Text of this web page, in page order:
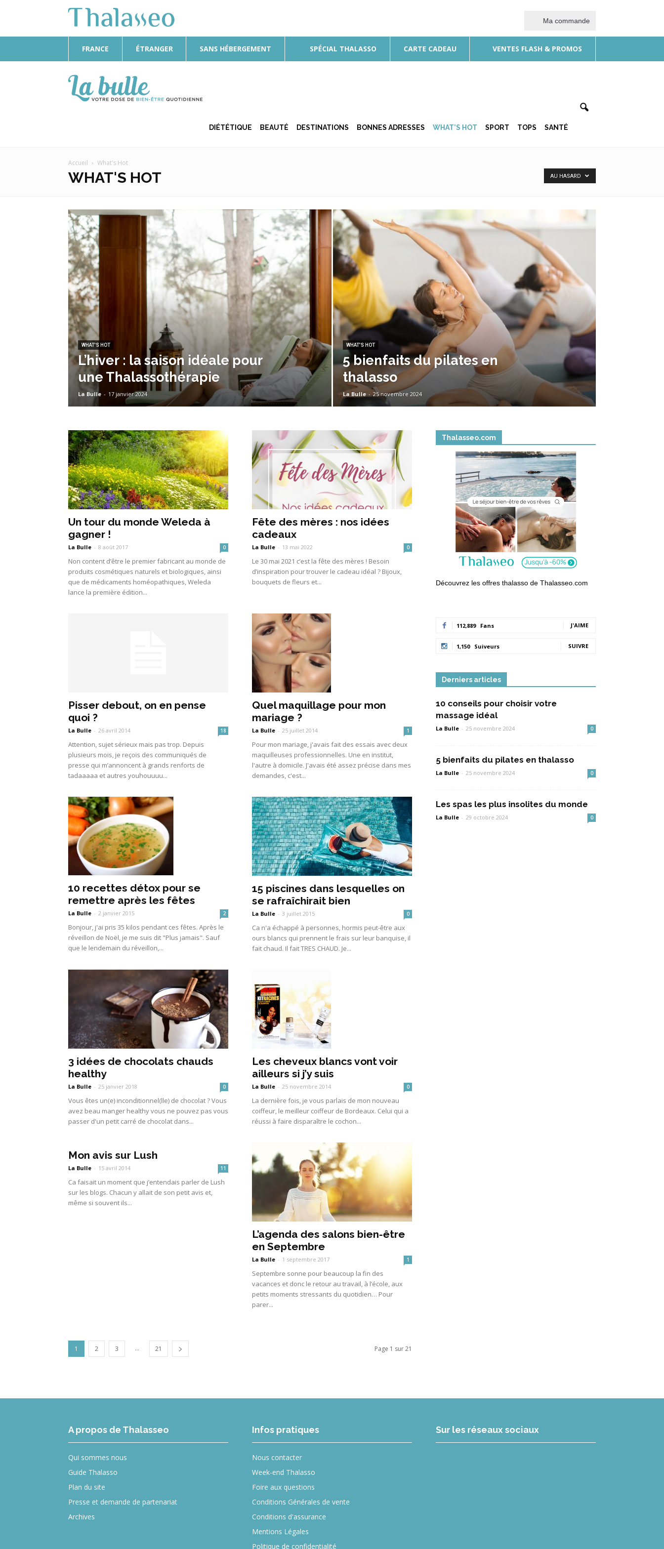
Ma commande
FRANCE ÉTRANGER SANS HÉBERGEMENT SPÉCIAL THALASSO CARTE CADEAU VENTES FLASH & PROMOS
Bulle
DIÉTÉTIQUE BEAUTÉ DESTINATIONS BONNES ADRESSES WHAT’S HOT SPORT TOPS SANTÉ
Accueil What's Hot
WHAT'S HOT AU HASARD
WHAT'S HOT
L’hiver : la saison idéale pour
une Thalassothérapie
La Bulle - 17 janvier 2024
WHAT'S HOT
5 bienfaits du pilates en
thalasso
La Bulle - 25 novembre 2024
Un tour du monde Weleda à
gagner !
La Bulle - 8 août 2017 0
Non content d’être le premier fabricant au monde de
produits cosmétiques naturels et biologiques, ainsi
que de médicaments homéopathiques, Weleda
lance la première édition...
Fête des mères : nos idées
cadeaux
La Bulle - 13 mai 2022 0
Le 30 mai 2021 c’est la fête des mères ! Besoin
d’inspiration pour trouver le cadeau idéal ? Bijoux,
bouquets de fleurs et...
Pisser debout, on en pense
quoi ?
La Bulle - 26 avril 2014 18
Attention, sujet sérieux mais pas trop. Depuis
plusieurs mois, je reçois des communiqués de
presse qui m’annoncent à grands renforts de
tadaaaaa et autres youhouuuu...
Quel maquillage pour mon
mariage ?
La Bulle - 25 juillet 2014 1
Pour mon mariage, j'avais fait des essais avec deux
maquilleuses professionnelles. Une en institut,
l'autre à domicile. J'avais été assez précise dans mes
demandes, c'est...
10 recettes détox pour se
remettre après les fêtes
La Bulle - 2 janvier 2015 2
Bonjour, j'ai pris 35 kilos pendant ces fêtes. Après le
réveillon de Noël, je me suis dit "Plus jamais". Sauf
que le lendemain du réveillon,...
15 piscines dans lesquelles on
se rafraîchirait bien
La Bulle - 3 juillet 2015 0
Ca n'a échappé à personnes, hormis peut-être aux
ours blancs qui prennent le frais sur leur banquise, il
fait chaud. Il fait TRES CHAUD. Je...
3 idées de chocolats chauds
healthy
La Bulle - 25 janvier 2018 0
Vous êtes un(e) inconditionnel(lle) de chocolat ? Vous
avez beau manger healthy vous ne pouvez pas vous
passer d'un petit carré de chocolat dans...
Les cheveux blancs vont voir
ailleurs si j’y suis
La Bulle - 25 novembre 2014 0
La dernière fois, je vous parlais de mon nouveau
coiffeur, le meilleur coiffeur de Bordeaux. Celui qui a
réussi à faire disparaître le cochon...
Mon avis sur Lush
La Bulle - 15 avril 2014 11
Ca faisait un moment que j’entendais parler de Lush
sur les blogs. Chacun y allait de son petit avis et,
même si souvent ils...
L’agenda des salons bien-être
en Septembre
La Bulle - 1 septembre 2017 1
Septembre sonne pour beaucoup la fin des
vacances et donc le retour au travail, à l’école, aux
petits moments stressants du quotidien… Pour
parer...
1 2 3 ... 21 Page 1 sur 21
Thalasseo.com
Découvrez les offres thalasso de Thalasseo.com
112,889 Fans J'AIME
1,150 Suiveurs SUIVRE
Derniers articles
10 conseils pour choisir votre
massage idéal
La Bulle - 25 novembre 2024 0
5 bienfaits du pilates en thalasso
La Bulle - 25 novembre 2024 0
Les spas les plus insolites du monde
La Bulle - 29 octobre 2024 0
A propos de Thalasseo
Qui sommes nous
Guide Thalasso
Plan du site
Presse et demande de partenariat
Archives
Infos pratiques
Nous contacter
Week-end Thalasso
Foire aux questions
Conditions Générales de vente
Conditions d'assurance
Mentions Légales
Politique de confidentialité
Sur les réseaux sociaux